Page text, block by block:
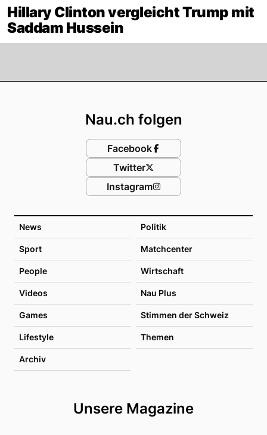
Hillary Clinton vergleicht Trump mit
Saddam Hussein
News Politik
Sport Matchcenter
People Wirtschaft
Videos Nau Plus
Games Stimmen der Schweiz
Lifestyle Themen
Archiv
Unsere Magazine
Nau.ch folgen
Facebook
Twitter
Instagram